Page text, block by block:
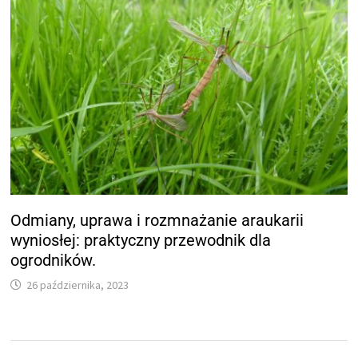
Odmiany, uprawa i rozmnażanie araukarii
wyniosłej: praktyczny przewodnik dla
ogrodników.
26 października, 2023